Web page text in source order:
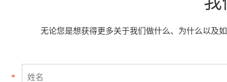
无论您是想获得更多关于我们做什么、为什么以及
*